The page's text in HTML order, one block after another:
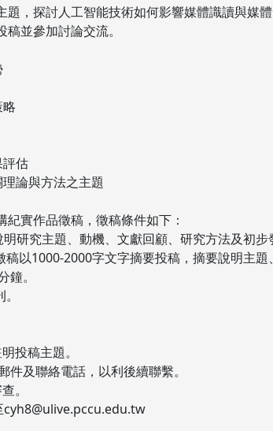
，探討人工智能技術如何影響媒體識讀與媒
並參加討論交流。
估
論與方法之主題
實作品徵稿，徵稿條件如下：
研究主題、動機、文獻回顧、研究方法及初步
以1000-2000字文字摘要投稿，摘要說明主
。
投稿主題。
及聯絡電話，以利後續聯繫。
。